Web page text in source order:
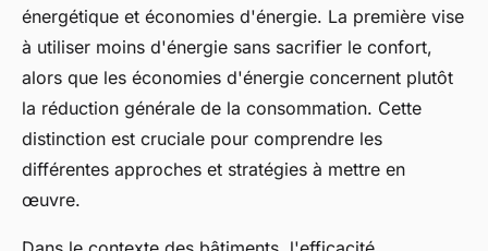
énergétique et économies d'énergie. La première vise
à utiliser moins d'énergie sans sacrifier le confort,
alors que les économies d'énergie concernent plutôt
la réduction générale de la consommation. Cette
distinction est cruciale pour comprendre les
différentes approches et stratégies à mettre en
œuvre.